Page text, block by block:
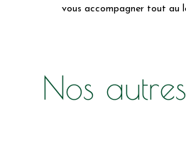
vous accompagner tout au
Nos